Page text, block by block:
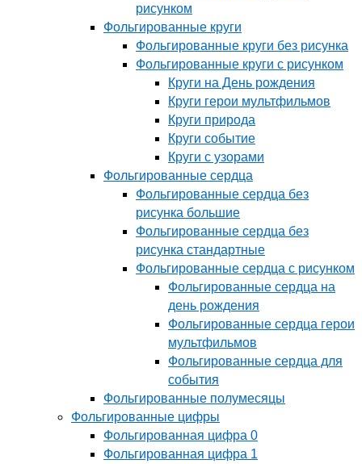
рисунком
Фольгированные круги
Фольгированные круги без рисунка
Фольгированные круги с рисунком
Круги на День рождения
Круги герои мультфильмов
Круги природа
Круги событие
Круги с узорами
Фольгированные сердца
Фольгированные сердца без
рисунка большие
Фольгированные сердца без
рисунка стандартные
Фольгированные сердца с рисунком
Фольгированные сердца на
день рождения
Фольгированные сердца герои
мультфильмов
Фольгированные сердца для
события
Фольгированные полумесяцы
Фольгированные цифры
Фольгированная цифра 0
Фольгированная цифра 1